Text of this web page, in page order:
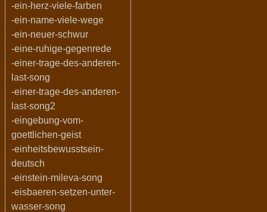
-ein-herz-viele-farben
-ein-name-viele-wege
-ein-neuer-schwur
-eine-ruhige-gegenrede
-einer-trage-des-anderen-
last-song
-einer-trage-des-anderen-
last-song2
-eingebung-vom-
goettlichen-geist
-einheitsbewusstsein-
deutsch
-einstein-mileva-song
-eisbaeren-setzen-unter-
wasser-song